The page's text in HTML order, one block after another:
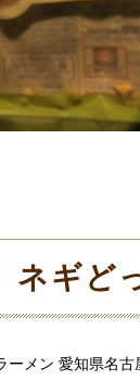
ネギど
ーメン 愛知県名